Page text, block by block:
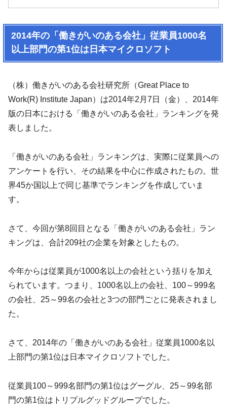
2014年の「働きがいのある会社」従業員1000名
以上部門の第1位は日本マイクロソフト
（株）働きがいのある会社研究所（Great Place to
Work(R) Institute Japan）は2014年2月7日（金）、2014年
版の日本における「働きがいのある会社」ランキングを発
表しました。
「働きがいのある会社」ランキングは、実際に従業員への
アンケートを行い、その結果を中心に作成されたもの。世
界45か国以上で同じ基準でランキングを作成していま
す。
さて、今回が第8回目となる「働きがいのある会社」ラン
キングは、合計209社の企業を対象としたもの。
今年からは従業員が1000名以上の会社という括りを加え
られています。つまり、1000名以上の会社、100～999名
の会社、25～99名の会社と3つの部門ごとに発表されまし
た。
さて、2014年の「働きがいのある会社」従業員1000名以
上部門の第1位は日本マイクロソフトでした。
従業員100～999名部門の第1位はグーグル、25～99名部
門の第1位はトリプルグッドグループでした。